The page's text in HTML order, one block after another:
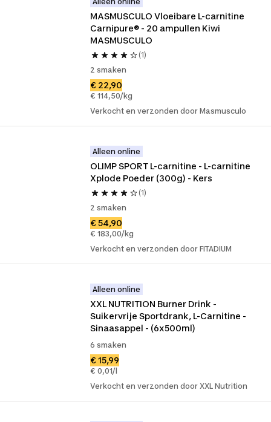
MASMUSCULO Vloeibare L-carnitine
Carnipure® - 20 ampullen Kiwi
MASMUSCULO
(1)
2 smaken
€ 22,90
€ 114,50/kg
Verkocht en verzonden door Masmusculo
Alleen online
OLIMP SPORT L-carnitine - L-carnitine
Xplode Poeder (300g) - Kers
(1)
2 smaken
€ 54,90
€ 183,00/kg
Verkocht en verzonden door FITADIUM
Alleen online
XXL NUTRITION Burner Drink -
Suikervrije Sportdrank, L-Carnitine -
Sinaasappel - (6x500ml)
6 smaken
€ 15,99
€ 0,01/l
Verkocht en verzonden door XXL Nutrition